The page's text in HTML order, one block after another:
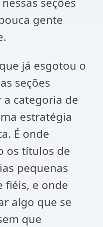
gente
já esgotou o
seções
categoria de
estratégia
É onde
os títulos de
pequenas
fiéis, e onde
algo que se
que